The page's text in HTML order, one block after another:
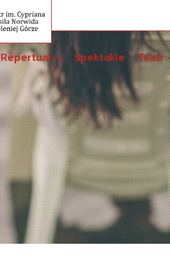
Repertuar Spektakle Teatr
Pakiet szkoleń